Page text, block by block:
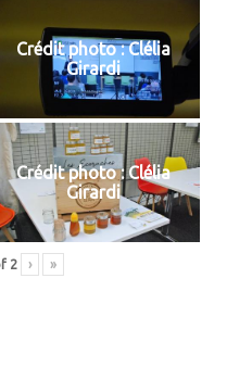
Crédit photo : Clélia
Girardi
Crédit photo : Clélia
Girardi
2 › »